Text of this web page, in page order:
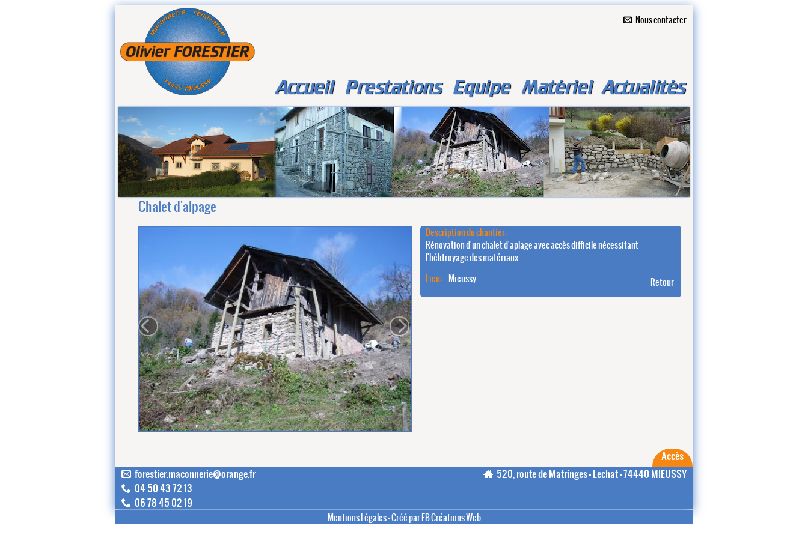
Nous contacter
Accueil Prestations Equipe Matériel Actualités
Chalet d'alpage
Description du chantier:
Rénovation d'un chalet d'aplage avec accès difficile nécessitant
l'hélitroyage des matériaux
Lieu: Mieussy Retour
Accès
forestier.maconnerie@orange.fr
04 50 43 72 13
06 78 45 02 19
520, route de Matringes - Lechat - 74440 MIEUSSY
Mentions Légales-Créé par FB Créations Web